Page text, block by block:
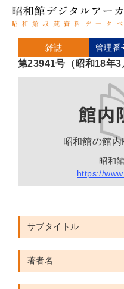
雑誌 管理番
第23941号（昭和18年3
昭和館の館
昭和
https://
サブタイトル
著者名